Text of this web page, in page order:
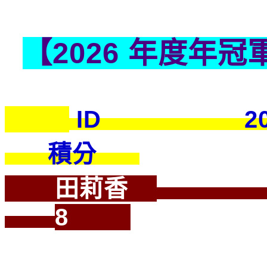
【2026 年度年冠
ID
.積分
田莉香
8